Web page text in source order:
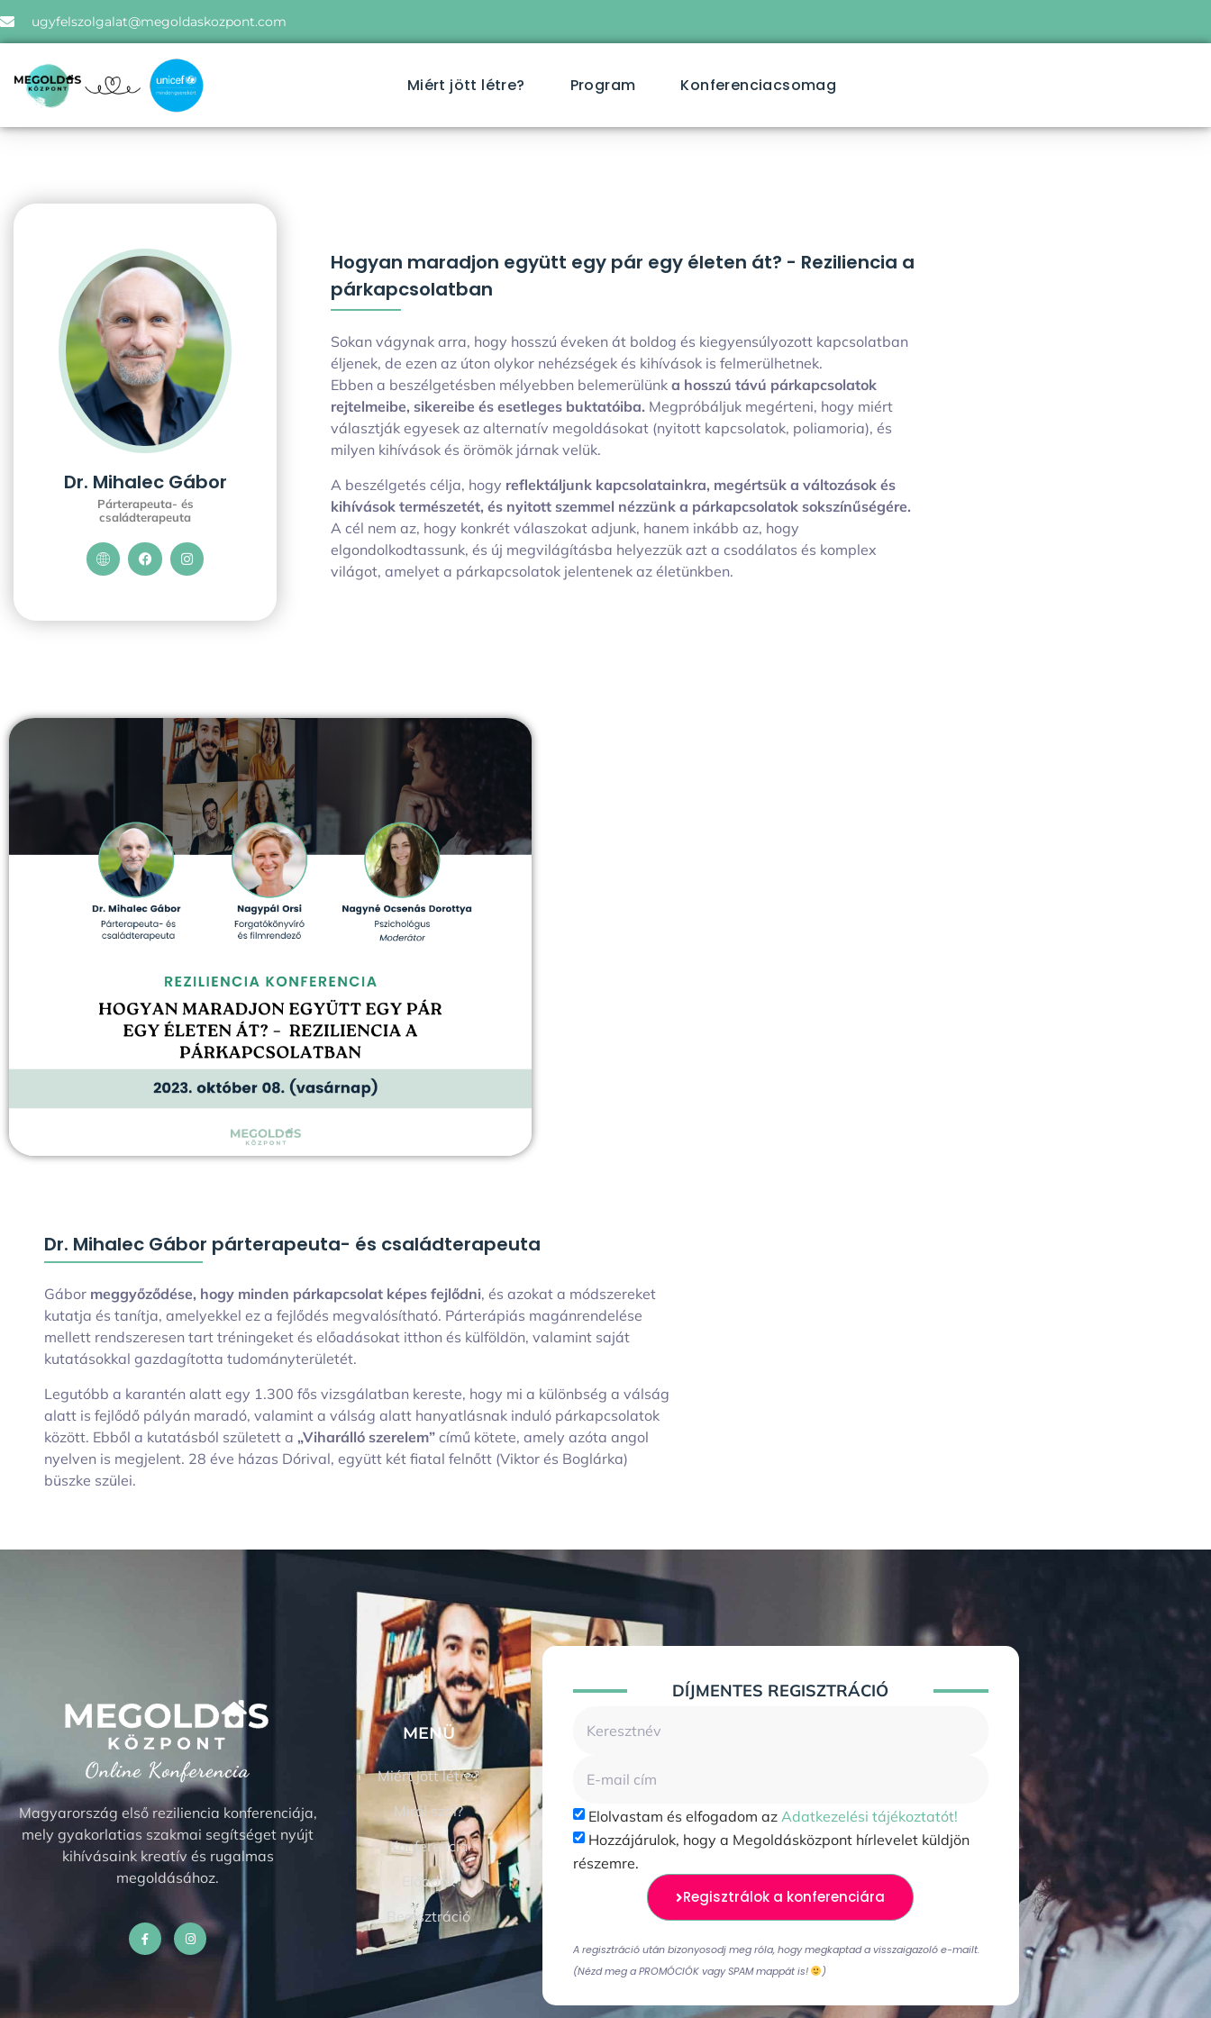
ugyfelszolgalat@megoldaskozpont.com
Miért jött létre? Program Konferenciacsomag
Dr. Mihalec Gábor
Párterapeuta- és
családterapeuta
Hogyan maradjon együtt egy pár egy életen át? - Reziliencia a
párkapcsolatban
Sokan vágynak arra, hogy hosszú éveken át boldog és kiegyensúlyozott kapcsolatban
éljenek, de ezen az úton olykor nehézségek és kihívások is felmerülhetnek.
Ebben a beszélgetésben mélyebben belemerülünk a hosszú távú párkapcsolatok
rejtelmeibe, sikereibe és esetleges buktatóiba. Megpróbáljuk megérteni, hogy miért
választják egyesek az alternatív megoldásokat (nyitott kapcsolatok, poliamoria), és
milyen kihívások és örömök járnak velük.
A beszélgetés célja, hogy reflektáljunk kapcsolatainkra, megértsük a változások és
kihívások természetét, és nyitott szemmel nézzünk a párkapcsolatok sokszínűségére.
A cél nem az, hogy konkrét válaszokat adjunk, hanem inkább az, hogy
elgondolkodtassunk, és új megvilágításba helyezzük azt a csodálatos és komplex
világot, amelyet a párkapcsolatok jelentenek az életünkben.
Dr. Mihalec Gábor párterapeuta- és családterapeuta
Gábor meggyőződése, hogy minden párkapcsolat képes fejlődni, és azokat a módszereket
kutatja és tanítja, amelyekkel ez a fejlődés megvalósítható. Párterápiás magánrendelése
mellett rendszeresen tart tréningeket és előadásokat itthon és külföldön, valamint saját
kutatásokkal gazdagította tudományterületét.
Legutóbb a karantén alatt egy 1.300 fős vizsgálatban kereste, hogy mi a különbség a válság
alatt is fejlődő pályán maradó, valamint a válság alatt hanyatlásnak induló párkapcsolatok
között. Ebből a kutatásból született a „Viharálló szerelem” című kötete, amely azóta angol
nyelven is megjelent. 28 éve házas Dórival, együtt két fiatal felnőtt (Viktor és Boglárka)
büszke szülei.
Magyarország első reziliencia konferenciája,
mely gyakorlatias szakmai segítséget nyújt
kihívásaink kreatív és rugalmas
megoldásához.
MENÜ
Miért jött létre?
Miről szól?
Konferencia
Előadók
Regisztráció
DÍJMENTES REGISZTRÁCIÓ​
Elolvastam és elfogadom az Adatkezelési tájékoztatót!
Hozzájárulok, hogy a Megoldásközpont hírlevelet küldjön
részemre.
Regisztrálok a konferenciára
A regisztráció után bizonyosodj meg róla, hogy megkaptad a visszaigazoló e-mailt.
(Nézd meg a PROMÓCIÓK vagy SPAM mappát is!
)